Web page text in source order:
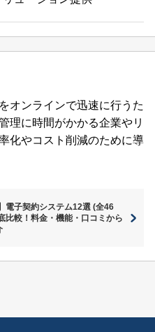
オンラインで迅速に行うた
理に時間がかかる企業やリ
化やコスト削減のために導
電子契約システム12選 (全46
比較！料金・機能・口コミから